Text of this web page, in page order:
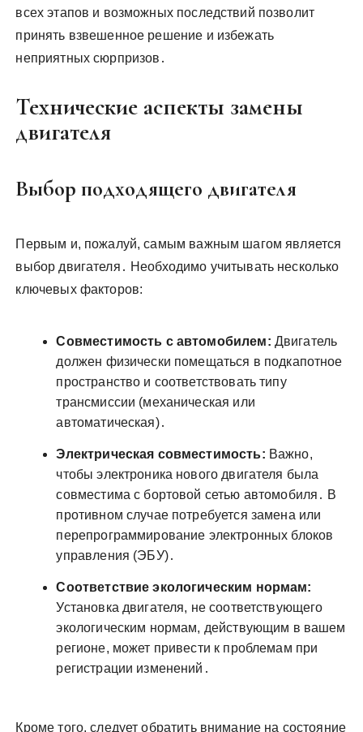
всех этапов и возможных последствий позволит
принять взвешенное решение и избежать
неприятных сюрпризов․
Технические аспекты замены
двигателя
Выбор подходящего двигателя
Первым и, пожалуй, самым важным шагом является
выбор двигателя․ Необходимо учитывать несколько
ключевых факторов:
Совместимость с автомобилем: Двигатель
должен физически помещаться в подкапотное
пространство и соответствовать типу
трансмиссии (механическая или
автоматическая)․
Электрическая совместимость: Важно,
чтобы электроника нового двигателя была
совместима с бортовой сетью автомобиля․ В
противном случае потребуется замена или
перепрограммирование электронных блоков
управления (ЭБУ)․
Соответствие экологическим нормам:
Установка двигателя, не соответствующего
экологическим нормам, действующим в вашем
регионе, может привести к проблемам при
регистрации изменений․
Кроме того, следует обратить внимание на состояние